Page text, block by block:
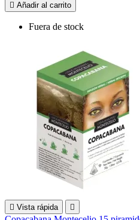
 Añadir al carrito
Fuera de stock
 Vista rápida 